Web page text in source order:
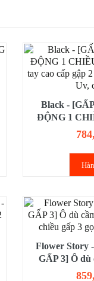
Black -
ĐỘNG 1
cầm tay cao
chiều
Flower Story
GẤP 3] Ô dù
động 2 chiều